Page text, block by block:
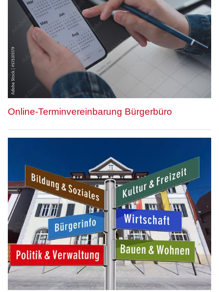
Online-Terminvereinbarung Bürgerbüro